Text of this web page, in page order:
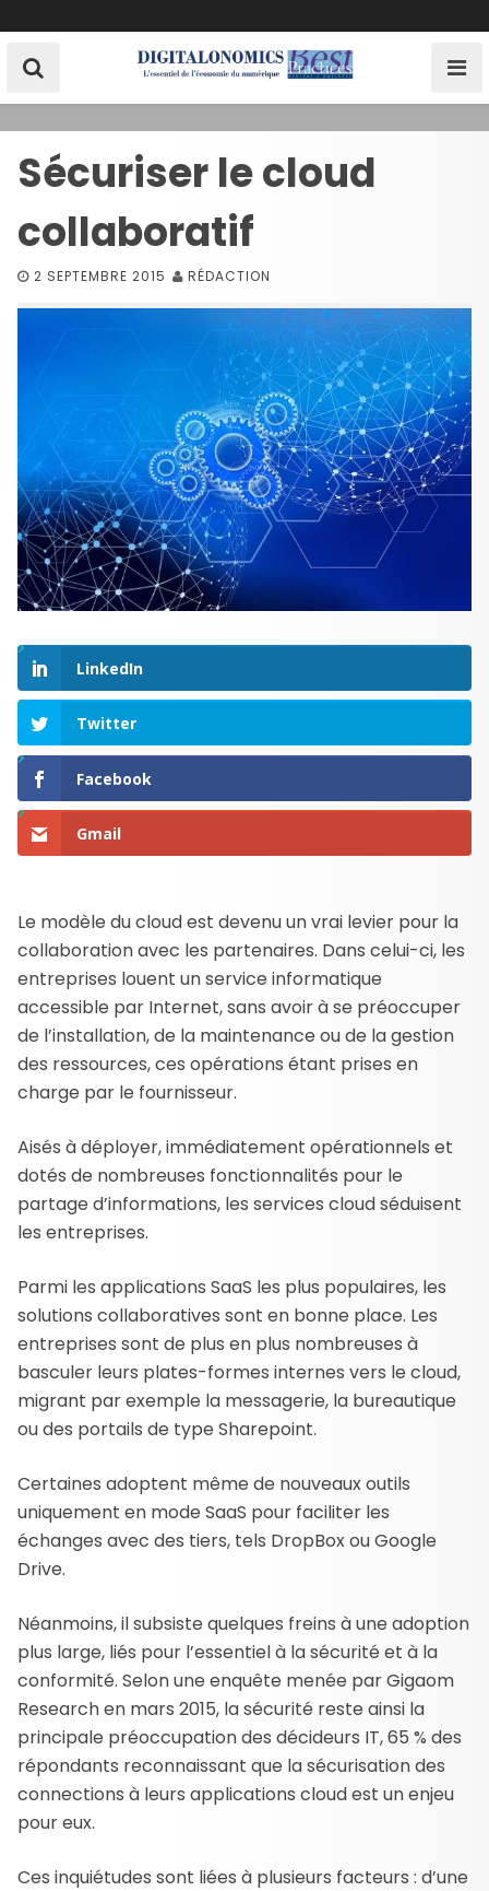
k
Sécuriser le cloud
collaboratif
2 SEPTEMBRE 2015 RÉDACTION
LinkedIn
Twitter
Facebook
Gmail
Le modèle du cloud est devenu un vrai levier pour la
collaboration avec les partenaires. Dans celui-ci, les
entreprises louent un service informatique
accessible par Internet, sans avoir à se préoccuper
de l’installation, de la maintenance ou de la gestion
des ressources, ces opérations étant prises en
charge par le fournisseur.
Aisés à déployer, immédiatement opérationnels et
dotés de nombreuses fonctionnalités pour le
partage d’informations, les services cloud séduisent
les entreprises.
Parmi les applications SaaS les plus populaires, les
solutions collaboratives sont en bonne place. Les
entreprises sont de plus en plus nombreuses à
basculer leurs plates-formes internes vers le cloud,
migrant par exemple la messagerie, la bureautique
ou des portails de type Sharepoint.
Certaines adoptent même de nouveaux outils
uniquement en mode SaaS pour faciliter les
échanges avec des tiers, tels DropBox ou Google
Drive.
Néanmoins, il subsiste quelques freins à une adoption
plus large, liés pour l’essentiel à la sécurité et à la
conformité. Selon une enquête menée par Gigaom
Research en mars 2015, la sécurité reste ainsi la
principale préoccupation des décideurs IT, 65 % des
répondants reconnaissant que la sécurisation des
connections à leurs applications cloud est un enjeu
pour eux.
Ces inquiétudes sont liées à plusieurs facteurs : d’une